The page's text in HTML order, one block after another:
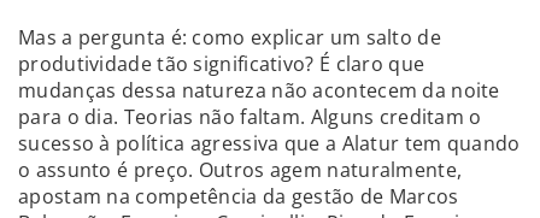
Mas a pergunta é: como explicar um salto de
produtividade tão significativo? É claro que
mudanças dessa natureza não acontecem da noite
para o dia. Teorias não faltam. Alguns creditam o
sucesso à política agressiva que a Alatur tem quando
o assunto é preço. Outros agem naturalmente,
apostam na competência da gestão de Marcos